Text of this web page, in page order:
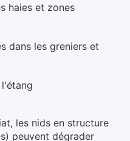
haies et zones
dans les greniers et
les nids en structure
peuvent dégrader